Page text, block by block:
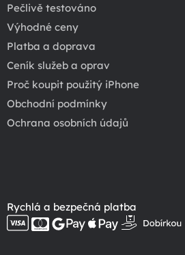
Pečlivě testováno
Výhodné ceny
Platba a doprava
Ceník služeb a oprav
Proč koupit použitý iPhone
Obchodní podmínky
Ochrana osobních údajů
Rychlá a bezpečná platba